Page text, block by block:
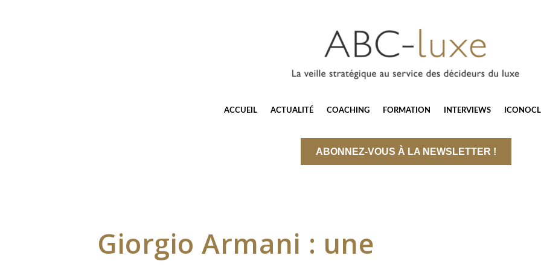
ACCUEIL ACTUALITÉ COACHING FORMATION INTERVIEWS
ABONNEZ-VOUS À LA NEWSLETTER !
Giorgio Armani : une